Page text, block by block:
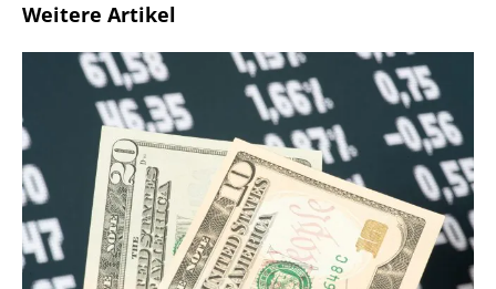
Weitere Artikel